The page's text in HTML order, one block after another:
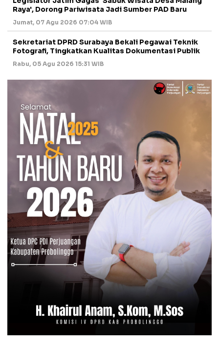
Raya', Dorong Pariwisata Jadi Sumber PAD Baru
Jumat, 07 Agu 2026 07:04 WIB
Sekretariat DPRD Surabaya Bekali Pegawai Teknik
Fotografi, Tingkatkan Kualitas Dokumentasi Publik
Rabu, 05 Agu 2026 15:31 WIB